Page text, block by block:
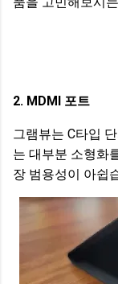
2. MDMI 포트
그램뷰는 C타입
는 대부분 소형화
장 범용성이 아쉽